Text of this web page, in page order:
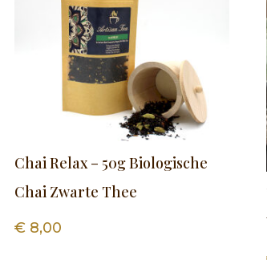
Chai Relax – 50g Biologische
Chai Zwarte Thee
€ 8,00